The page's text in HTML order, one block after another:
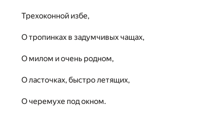
Трехоконной избе,
О тропинках в задумчивых чащах,
О милом и очень родном,
О ласточках, быстро летящих,
О черемухе под окном.